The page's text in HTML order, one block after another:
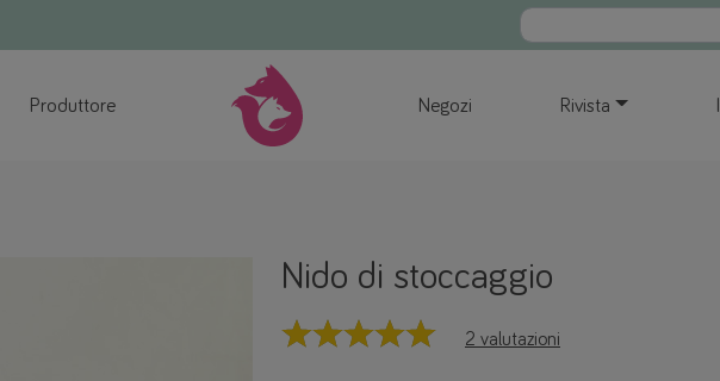
Produttore Negozi Rivista
Nido di stoccaggio
2 valutazioni